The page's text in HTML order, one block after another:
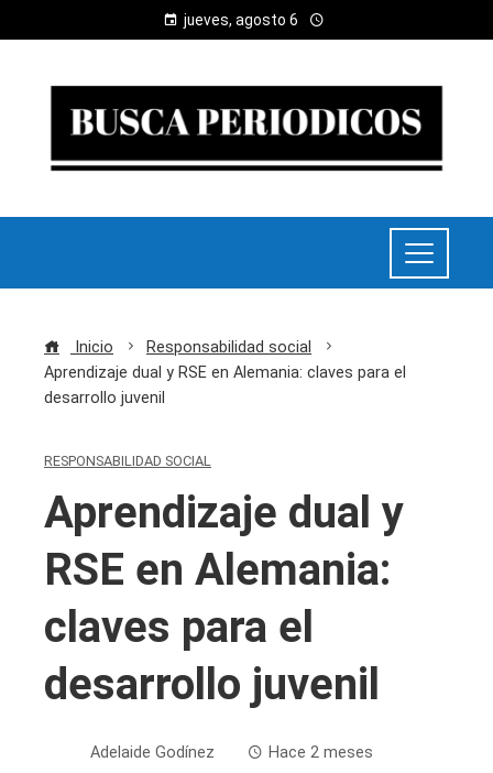
jueves, agosto 6
Inicio
Responsabilidad social
Aprendizaje dual y RSE en Alemania: claves para el
desarrollo juvenil
RESPONSABILIDAD SOCIAL
Aprendizaje dual y
RSE en Alemania:
claves para el
desarrollo juvenil
Adelaide Godínez Hace 2 meses